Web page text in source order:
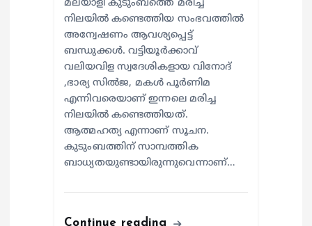
മലയാളി കുടുംബത്തെ മരിച്ച
നിലയിൽ കണ്ടെത്തിയ സംഭവത്തിൽ
അന്വേഷണം ആവശ്യപ്പെട്ട്
ബന്ധുക്കൾ. വട്ടിയൂർക്കാവ്
വലിയവിള സ്വദേശികളായ വിനോദ്
,ഭാര്യ സിൽജ, മകൾ പൂർണിമ
എന്നിവരെയാണ് ഇന്നലെ മരിച്ച
നിലയിൽ കണ്ടെത്തിയത്.
ആത്മഹത്യ എന്നാണ് സൂചന.
കുടുംബത്തിന് സാമ്പത്തിക
ബാധ്യതയുണ്ടായിരുന്നുവെന്നാണ്…
Continue reading